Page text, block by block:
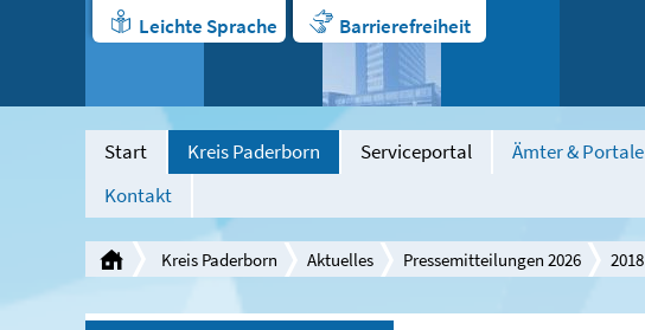
Leichte Sprache Barrierefreiheit
Start Kreis Paderborn Serviceportal Ämter & Portale
Kontakt
Kreis Paderborn Aktuelles Pressemitteilungen 2026 2018